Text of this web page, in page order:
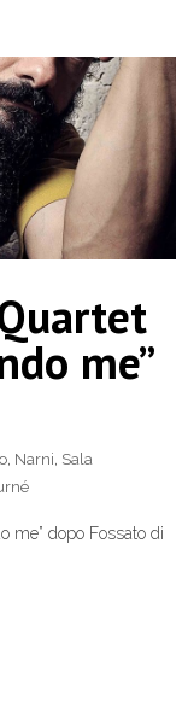
me”
, Narni, Sala
me” dopo Fossato di